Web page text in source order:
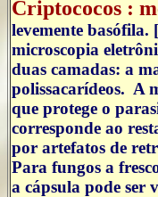
Criptococos :
levemente
microscopia
duas camadas: a
polissacarídeos. A
que protege o
corresponde ao
por artefatos de
Para fungos a
a cápsula pode ser